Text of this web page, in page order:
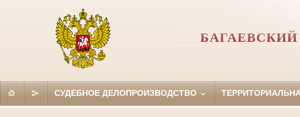
СУДЕБНОЕ ДЕЛОПРОИЗВОДСТВО